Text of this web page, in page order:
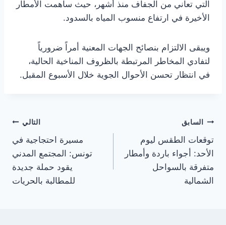
التي تعاني من الجفاف منذ أشهر، حيث ساهمت الأمطار
الأخيرة في ارتفاع منسوب المياه بالسدود.
ويبقى الالتزام بنصائح الجهات المعنية أمراً ضرورياً
لتفادي المخاطر المرتبطة بالظروف المناخية الحالية،
في انتظار تحسن الأحوال الجوية خلال الأسبوع المقبل.
تصفّح
المقالات
السابق
توقعات الطقس ليوم
الأحد: أجواء باردة وأمطار
متفرقة بالسواحل
الشمالية
التالي
مسيرة احتجاجية في
تونس: المجتمع المدني
يقود حملة جديدة
للمطالبة بالحريات